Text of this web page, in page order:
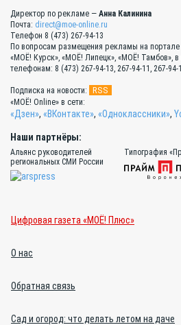
Директор по рекламе — Анна Калинина
Почта: direct@moe-online.ru
Телефон 8 (473) 267-94-13
По вопросам размещения рекламы на портале
«МОЁ! Курск», «МОЁ! Липецк», «МОЁ! Тамбов», в
телефонам: 8 (473) 267-94-13, 267-94-11, 267-94-
Подписка на новости: RSS
«МОЁ! Online» в сети:
«Дзен», «ВКонтакте», «Одноклассники»,
Наши партнёры:
Альянс руководителей
региональных СМИ России
Типография
Цифровая газета «МОЁ! Плюс»
О нас
Обратная связь
Сад и огород: что делать летом на даче